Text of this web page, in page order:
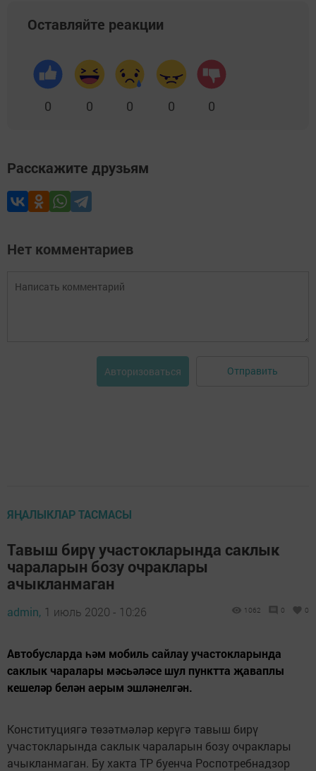
Оставляйте реакции
0 0 0 0 0
Расскажите друзьям
Нет комментариев
Авторизоваться Отправить
ЯҢАЛЫКЛАР ТАСМАСЫ
Тавыш бирү участокларында саклык
чараларын бозу очраклары
ачыкланмаган
admin, 1 июль 2020 - 10:26 1062 0 0
Автобусларда һәм мобиль сайлау участокларында
саклык чаралары мәсьәләсе шул пунктта җаваплы
кешеләр белән аерым эшләнелгән.
Конституциягә төзәтмәләр керүгә тавыш бирү
участокларында саклык чараларын бозу очраклары
ачыкланмаган. Бу хакта ТР буенча Роспотребнадзор